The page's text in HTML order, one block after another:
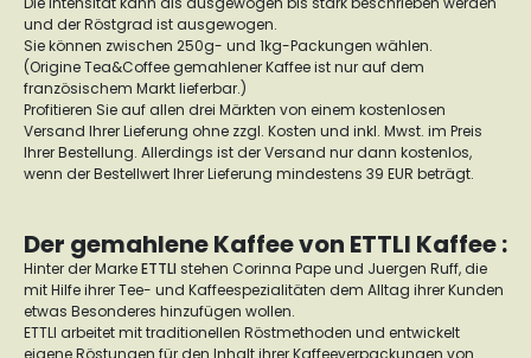
und der Röstgrad ist ausgewogen.
Sie können zwischen 250g- und 1kg-Packungen wählen.
(Origine Tea&Coffee gemahlener Kaffee ist nur auf dem
französischem Markt lieferbar.)
Profitieren Sie auf allen drei Märkten von einem kostenlosen
Versand Ihrer Lieferung ohne zzgl. Kosten und inkl. Mwst. im Preis
Ihrer Bestellung. Allerdings ist der Versand nur dann kostenlos,
wenn der Bestellwert Ihrer Lieferung mindestens 39 EUR beträgt.
Der gemahlene Kaffee von ETTLI Kaffee :
Hinter der MarkeETTLI stehen Corinna Pape und Juergen Ruff, die
mit Hilfe ihrer Tee- und Kaffeespezialitäten dem Alltag ihrer Kunden
etwas Besonderes hinzufügen wollen.
ETTLI arbeitet mit traditionellen Röstmethoden und entwickelt
eigene Röstungen für den Inhalt ihrer Kaffeeverpackungen von